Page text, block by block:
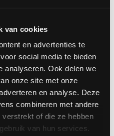
van cookies
en advertenties te
social media te bieden
analyseren. Ook delen we
onze site met onze
en analyse. Deze
combineren met andere
of die ze hebben
van hun services.
Eetkamerstoel Vino